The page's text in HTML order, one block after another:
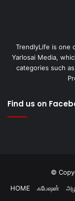
TrendlyLife is one
Yarlosai Media,
categories such
Find us on
©
HOME
ஃபேஷன்